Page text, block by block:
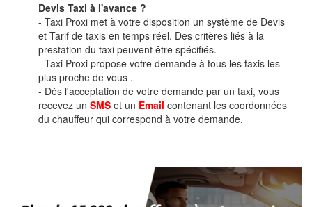
Devis Taxi à l'avance ?
- Taxi Proxi met à votre disposition un système de Devis
et Tarif de taxis en temps réel. Des critères liés à la
prestation du taxi peuvent être spécifiés.
- Taxi Proxi propose votre demande à tous les taxis les
plus proche de vous .
- Dés l'acceptation de votre demande par un taxi, vous
recevez un SMS et un Email contenant les coordonnées
du chauffeur qui correspond à votre demande.